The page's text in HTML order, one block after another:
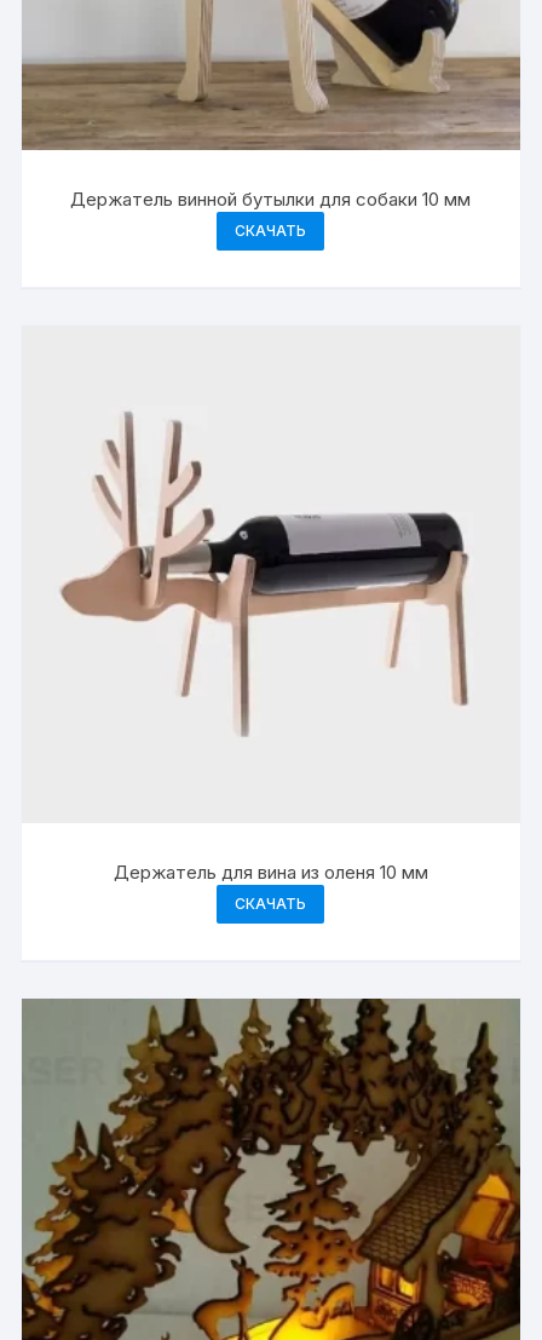
Держатель винной бутылки для собаки 10 мм
СКАЧАТЬ
Держатель для вина из оленя 10 мм
СКАЧАТЬ